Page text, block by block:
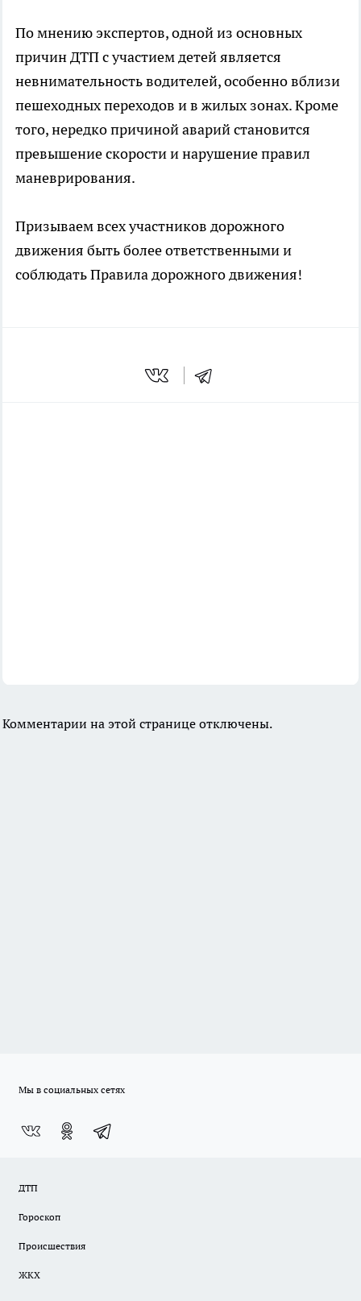
По мнению экспертов, одной из основных
причин ДТП с участием детей является
невнимательность водителей, особенно вблизи
пешеходных переходов и в жилых зонах. Кроме
того, нередко причиной аварий становится
превышение скорости и нарушение правил
маневрирования.
Призываем всех участников дорожного
движения быть более ответственными и
соблюдать Правила дорожного движения!
Комментарии на этой странице отключены.
Мы в социальных сетях
ДТП
Гороскоп
Происшествия
ЖКХ